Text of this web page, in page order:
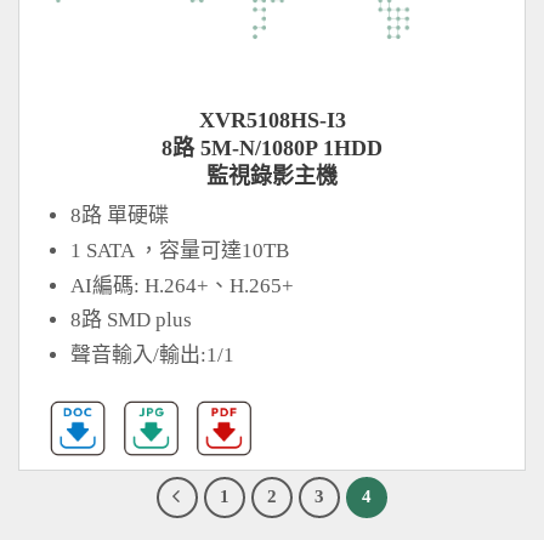
XVR5108HS-I3
8路 5M-N/1080P 1HDD
監視錄影主機
8路 單硬碟
1 SATA ，容量可達10TB
AI編碼: H.264+、H.265+
8路 SMD plus
聲音輸入/輸出:1/1
1 2 3 4